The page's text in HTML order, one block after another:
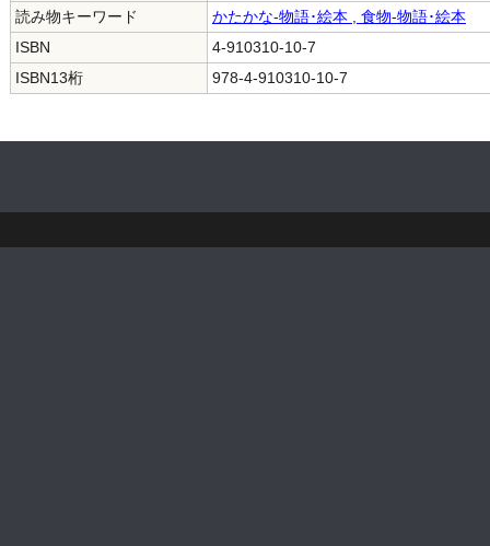
読み物キーワード
かたかな-物語･絵本
食物-物語･絵本
ISBN
4-910310-10-7
ISBN13桁
978-4-910310-10-7